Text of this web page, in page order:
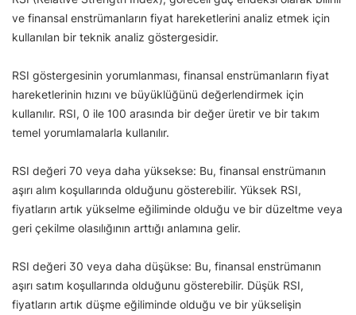
ve finansal enstrümanların fiyat hareketlerini analiz etmek için
kullanılan bir teknik analiz göstergesidir.
RSI göstergesinin yorumlanması, finansal enstrümanların fiyat
hareketlerinin hızını ve büyüklüğünü değerlendirmek için
kullanılır. RSI, 0 ile 100 arasında bir değer üretir ve bir takım
temel yorumlamalarla kullanılır.
RSI değeri 70 veya daha yüksekse: Bu, finansal enstrümanın
aşırı alım koşullarında olduğunu gösterebilir. Yüksek RSI,
fiyatların artık yükselme eğiliminde olduğu ve bir düzeltme veya
geri çekilme olasılığının arttığı anlamına gelir.
RSI değeri 30 veya daha düşükse: Bu, finansal enstrümanın
aşırı satım koşullarında olduğunu gösterebilir. Düşük RSI,
fiyatların artık düşme eğiliminde olduğu ve bir yükselişin